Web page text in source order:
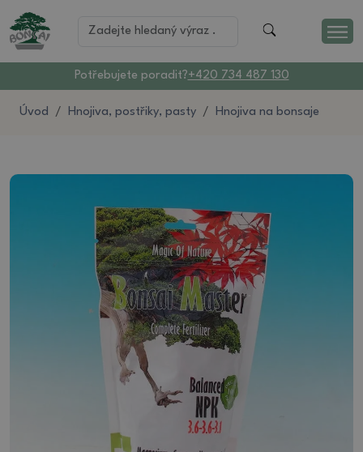
Potřebujete poradit?+420 734 487 130
Úvod Hnojiva, postřiky, pasty Hnojiva na bonsaje